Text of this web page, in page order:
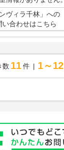
ンヴィラ千林」への
い合わせはこちら
数 11 件 1～12